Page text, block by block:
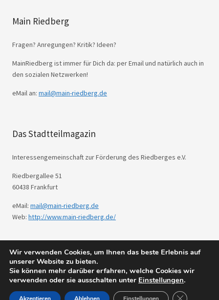
Main Riedberg
Fragen? Anregungen? Kritik? Ideen?
MainRiedberg ist immer für Dich da: per Email und natürlich auch in
den sozialen Netzwerken!
eMail an: mail@main-riedberg.de
Das Stadtteilmagazin
Interessengemeinschaft zur Förderung des Riedberges e.V.
Riedbergallee 51
60438 Frankfurt
eMail: mail@main-riedberg.de
Web: http://www.main-riedberg.de/
© 2026 Main Riedberg. Powered by WordPress
Theme: Weta vonElmastudio.
Wir verwenden Cookies, um Ihnen das beste Erlebnis auf
unserer Website zu bieten.
Sie können mehr darüber erfahren, welche Cookies wir
verwenden oder sie ausschalten unter Einstellungen.
GDPR